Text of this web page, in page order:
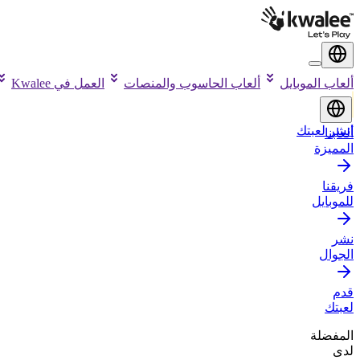
ألعاب الموبايل ألعاب الحاسوب والمنصات العمل في Kwalee
انشر لعبتك
ألعابنا
المميزة
فريقنا
للموبايل
نشر
الجوال
قدم
لعبتك
المفضلة
لدى